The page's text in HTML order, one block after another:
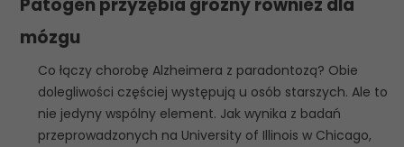
Patogen przyzębia groźny również dla
mózgu
Co łączy chorobę Alzheimera z paradontozą? Obie
dolegliwości częściej występują u osób starszych. Ale to
nie jedyny wspólny element. Jak wynika z badań
przeprowadzonych na University of Illinois w Chicago,